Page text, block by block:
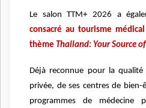
Le salon TTM+ 2026 a
consacré au tourisme
thème Thailand: Your Source
Déjà reconnue pour la
privée, de ses centres de bien-
programmes de médecine